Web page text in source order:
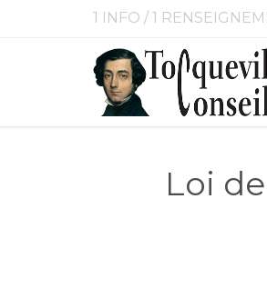
1 INFO / 1
Loi